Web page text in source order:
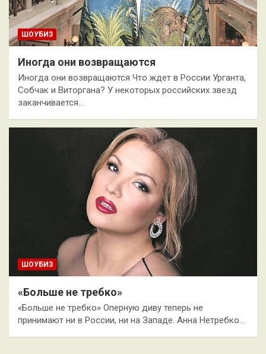
ШОУБИЗ
Иногда они возвращаются
Иногда они возвращаются Что ждет в России Урганта,
Собчак и Виторгана? У некоторых российских звезд
заканчивается…
ШОУБИЗ
«Больше не требко»
«Больше не требко» Оперную диву теперь не
принимают ни в России, ни на Западе. Анна Нетребко…